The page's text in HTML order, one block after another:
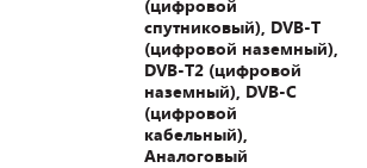
(цифровой
спутниковый), DVB-T
(цифровой наземный),
DVB-T2 (цифровой
наземный), DVB-С
(цифровой
кабельный),
Аналоговый